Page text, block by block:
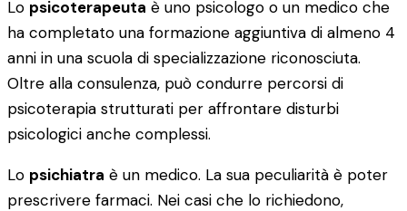
Lo psicoterapeuta è uno psicologo o un medico che
ha completato una formazione aggiuntiva di almeno 4
anni in una scuola di specializzazione riconosciuta.
Oltre alla consulenza, può condurre percorsi di
psicoterapia strutturati per affrontare disturbi
psicologici anche complessi.
Lo psichiatra è un medico. La sua peculiarità è poter
prescrivere farmaci. Nei casi che lo richiedono,